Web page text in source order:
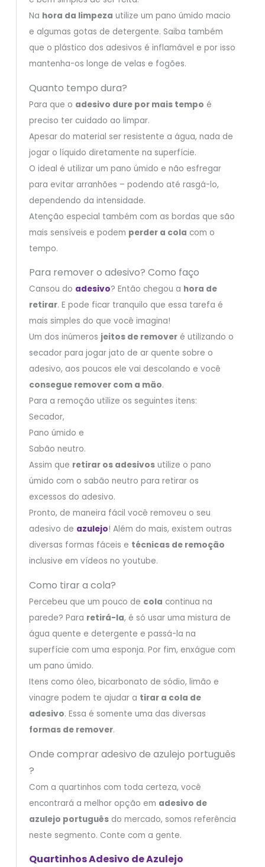
Na hora da limpeza utilize um pano úmido macio
e algumas gotas de detergente. Saiba também
que o plástico dos adesivos é inflamável e por isso
mantenha-os longe de velas e fogões.
Quanto tempo dura?
Para que o adesivo dure por mais tempo é
preciso ter cuidado ao limpar.
Apesar do material ser resistente a água, nada de
jogar o líquido diretamente na superfície.
O ideal é utilizar um pano úmido e não esfregar
para evitar arranhões – podendo até rasgá-lo,
dependendo da intensidade.
Atenção especial também com as bordas que são
mais sensíveis e podem perder a cola com o
tempo.
Para remover o adesivo? Como faço
Cansou do adesivo? Então chegou a hora de
retirar. E pode ficar tranquilo que essa tarefa é
mais simples do que você imagina!
Um dos inúmeros jeitos de removeré utilizando o
secador para jogar jato de ar quente sobre o
adesivo, aos poucos ele vai descolando e você
consegue remover com a mão.
Para a remoção utilize os seguintes itens:
Secador,
Pano úmido e
Sabão neutro.
Assim que retirar os adesivosutilize o pano
úmido com o sabão neutro para retirar os
excessos do adesivo.
Pronto, de maneira fácil você removeu o seu
adesivo de azulejo! Além do mais, existem outras
diversas formas fáceis e técnicas de remoção
inclusive em vídeos no youtube.
Como tirar a cola?
Percebeu que um pouco de cola continua na
parede? Para retirá-la, é só usar uma mistura de
água quente e detergente e passá-la na
superfície com uma esponja. Por fim, enxágue com
um pano úmido.
Itens como óleo, bicarbonato de sódio, limão e
vinagre podem te ajudar a tirar a cola de
adesivo. Essa é somente uma das diversas
formas de remover.
Onde comprar adesivo de azulejo português
?
Com a quartinhos com toda certeza, você
encontrará a melhor opção em adesivo de
azulejo portuguêsdo mercado, somos referência
neste segmento. Conte com a gente.
Quartinhos Adesivo de Azulejo